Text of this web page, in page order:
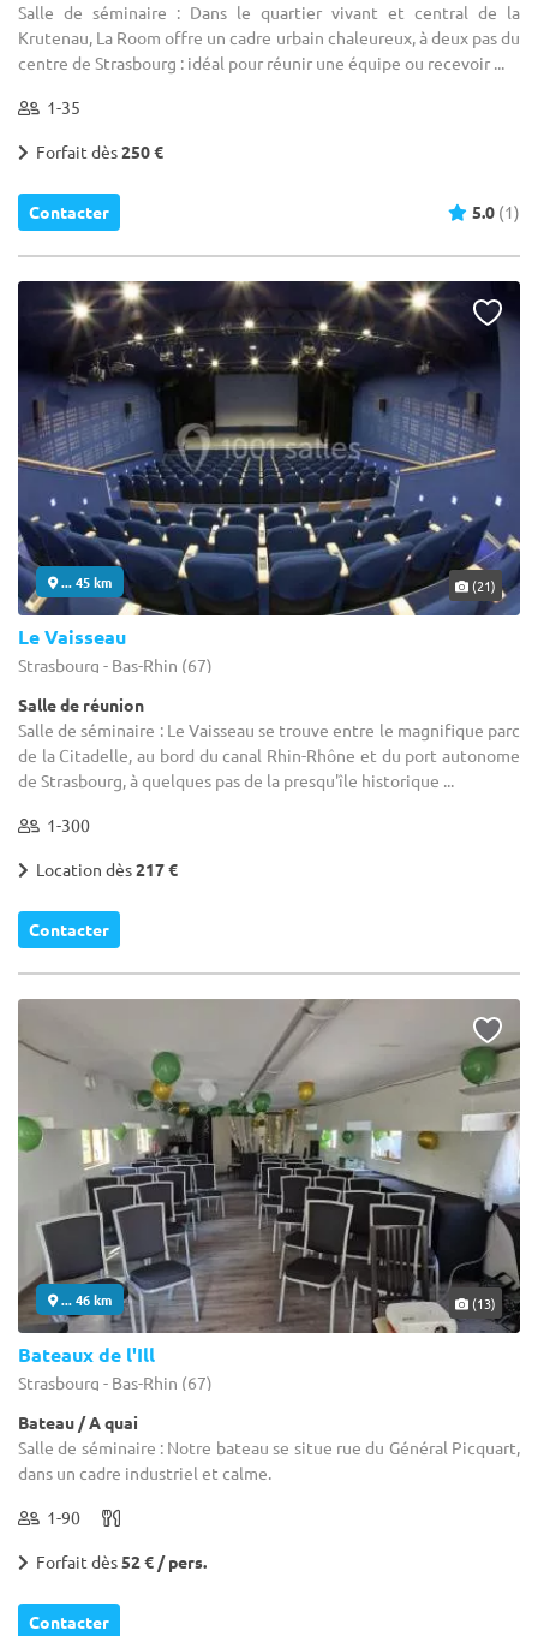
Salle de séminaire : Dans le quartier vivant et central de la
Krutenau, La Room offre un cadre urbain chaleureux, à deux pas du
centre de Strasbourg : idéal pour réunir une équipe ou recevoir ...
1-35
Forfait dès250 €
Contacter 5.0 (1)
... 45 km (21)
Le Vaisseau
Strasbourg - Bas-Rhin (67)
Salle de réunion
Salle de séminaire : Le Vaisseau se trouve entre le magnifique parc
de la Citadelle, au bord du canal Rhin-Rhône et du port autonome
de Strasbourg, à quelques pas de la presqu'île historique ...
1-300
Location dès217 €
Contacter
... 46 km (13)
Bateaux de l'Ill
Strasbourg - Bas-Rhin (67)
Bateau / A quai
Salle de séminaire : Notre bateau se situe rue du Général Picquart,
dans un cadre industriel et calme.
1-90
Forfait dès 52 € / pers.
Contacter